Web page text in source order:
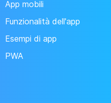
App mobili
Funzionalità dell'app
Esempi di app
PWA